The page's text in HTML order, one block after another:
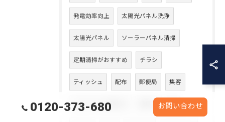
発電効率向上 太陽光パネル洗浄
太陽光パネル ソーラーパネル清掃
定期清掃がおすすめ チラシ
ティッシュ 配布 郵便局 集客
シャワーから漏れる 鎧
0120-373-680 お問い合わせ